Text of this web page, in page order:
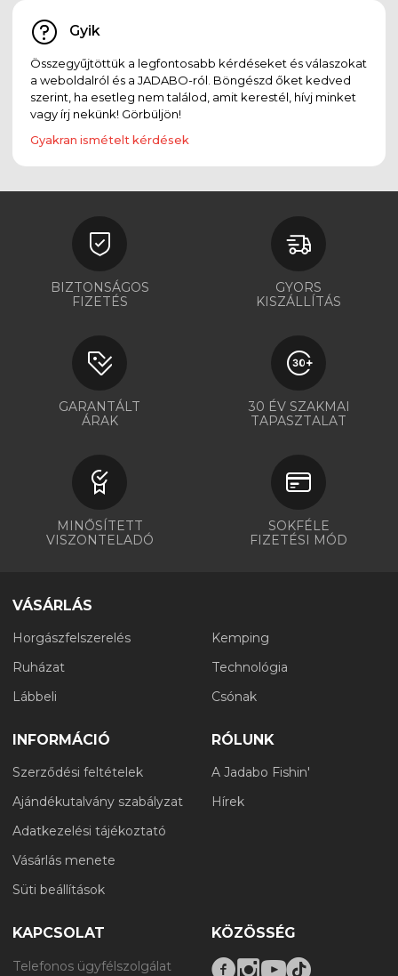
Gyik
Összegyűjtöttük a legfontosabb kérdéseket és válaszokat
a weboldalról és a JADABO-ról. Böngészd őket kedved
szerint, ha esetleg nem találod, amit kerestél, hívj minket
vagy írj nekünk! Görbüljön!
Gyakran ismételt kérdések
BIZTONSÁGOS
FIZETÉS
GYORS
KISZÁLLÍTÁS
GARANTÁLT
ÁRAK
30 ÉV SZAKMAI
TAPASZTALAT
MINŐSÍTETT
VISZONTELADÓ
SOKFÉLE
FIZETÉSI MÓD
VÁSÁRLÁS
Horgászfelszerelés
Ruházat
Lábbeli
Kemping
Technológia
Csónak
INFORMÁCIÓ
Szerződési feltételek
Ajándékutalvány szabályzat
Adatkezelési tájékoztató
Vásárlás menete
Süti beállítások
RÓLUNK
A Jadabo Fishin'
Hírek
KAPCSOLAT
Telefonos ügyfélszolgálat
KÖZÖSSÉG